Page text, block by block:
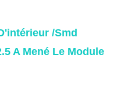
/smd
A Mené Le Module